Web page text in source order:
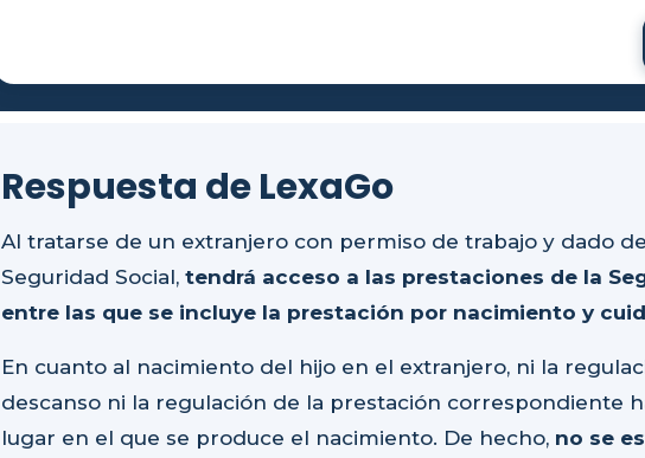
Respuesta de LexaGo
Al tratarse de un extranjero con permiso de trabajo y dado
Seguridad Social, tendrá acceso a las prestaciones de la
entre las que se incluye la prestación por nacimiento y
En cuanto al nacimiento del hijo en el extranjero, ni la
descanso ni la regulación de la prestación correspondiente
lugar en el que se produce el nacimiento. De hecho, no se